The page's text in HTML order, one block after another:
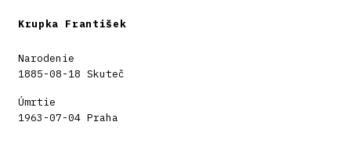
Krupka František
Narodenie
1885-08-18 Skuteč
Úmrtie
1963-07-04 Praha